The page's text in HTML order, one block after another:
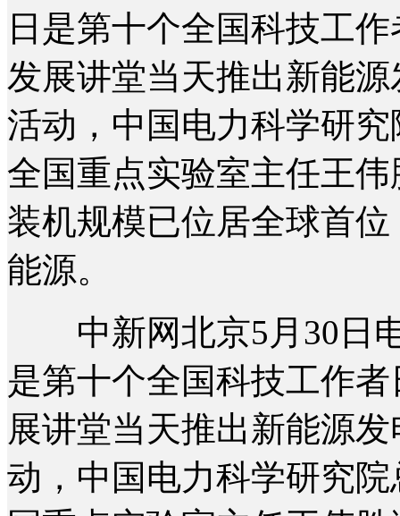
日是第十个全国科技工
发展讲堂当天推出新能
活动，中国电力科学研
全国重点实验室主任王
装机规模已位居全球首
能源。
中新网北京5月30日电
是第十个全国科技工作
展讲堂当天推出新能源
动，中国电力科学研究